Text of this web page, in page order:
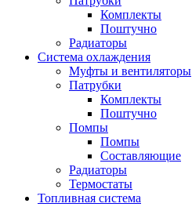
Комплекты
Поштучно
Радиаторы
Система охлаждения
Муфты и вентиляторы
Патрубки
Комплекты
Поштучно
Помпы
Помпы
Составляющие
Радиаторы
Термостаты
Топливная система